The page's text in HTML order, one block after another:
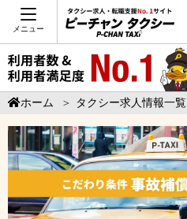
メニュー
ホーム ＞ タクシー求人情報一覧